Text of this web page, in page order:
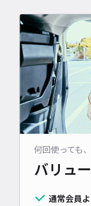
何回使っても
バリュ
通常会員